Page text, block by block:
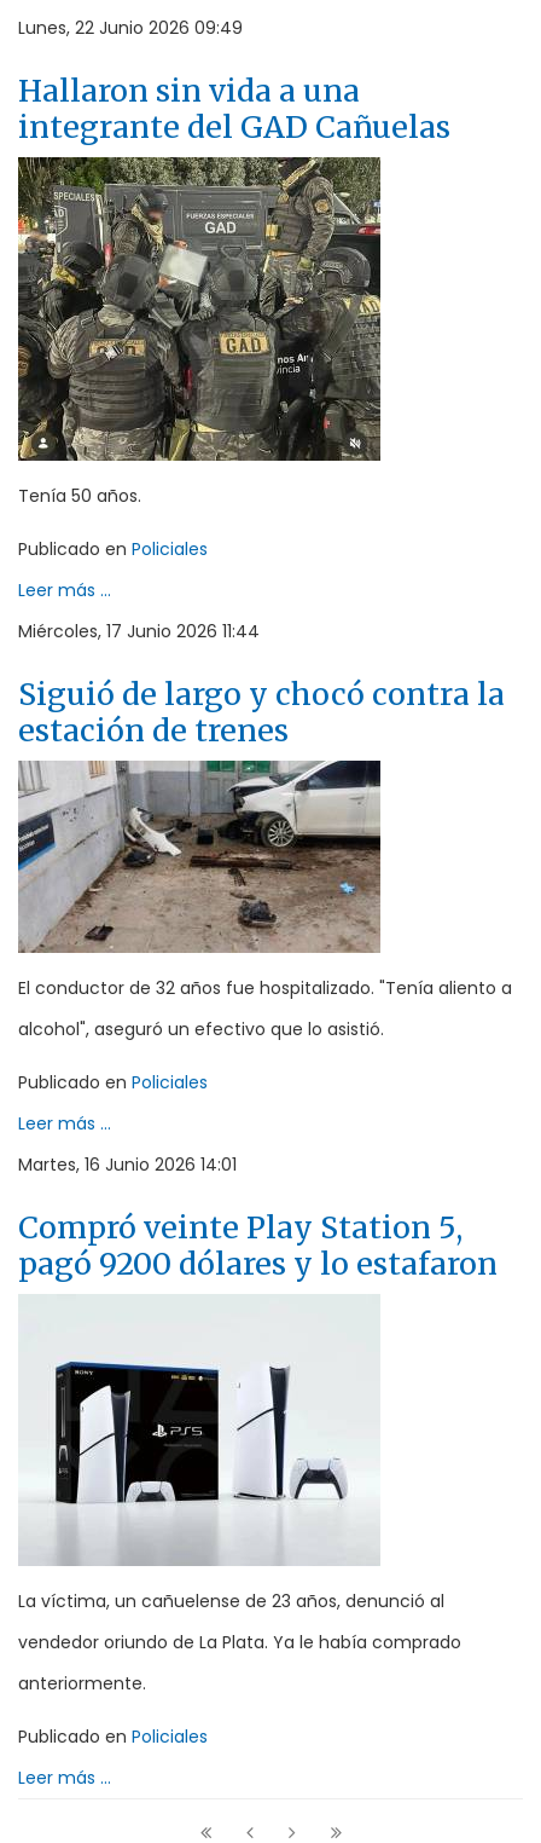
Lunes, 22 Junio 2026 09:49
Hallaron sin vida a una
integrante del GAD Cañuelas
Tenía 50 años.
Publicado en Policiales
Leer más ...
Miércoles, 17 Junio 2026 11:44
Siguió de largo y chocó contra la
estación de trenes
El conductor de 32 años fue hospitalizado. "Tenía aliento a
alcohol", aseguró un efectivo que lo asistió.
Publicado en Policiales
Leer más ...
Martes, 16 Junio 2026 14:01
Compró veinte Play Station 5,
pagó 9200 dólares y lo estafaron
La víctima, un cañuelense de 23 años, denunció al
vendedor oriundo de La Plata. Ya le había comprado
anteriormente.
Publicado en Policiales
Leer más ...